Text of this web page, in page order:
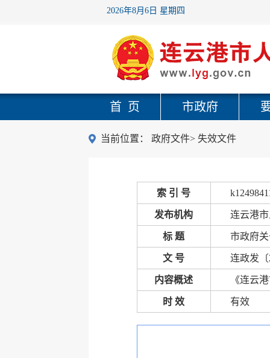
2026年8月6日 星期四
首 页 市政府
当前位置： 政府文件> 失效文件
索 引 号
发布机构 连云港
标 题 市政府
文 号 连政发〔
内容概述 《连云
时 效 有效